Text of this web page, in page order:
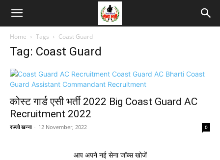
Home Tags Coast Guard
Tag: Coast Guard
कोस्ट गार्ड एसी भर्ती 2022 Big Coast Guard AC
Recruitment 2022
रज्जो खन्ना - 12 November, 2022 0
आप अपने नई सेना जॉब्स खोजें